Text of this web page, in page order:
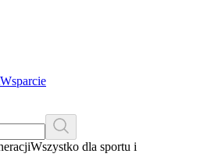
Wsparcie
Wszystko dla sportu i